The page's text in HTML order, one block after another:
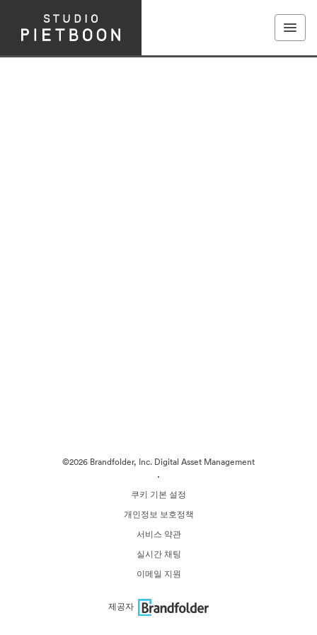
©2026 Brandfolder, Inc. Digital Asset Management
·
쿠키 기본 설정
개인정보 보호정책
서비스 약관
실시간 채팅
이메일 지원
제공자